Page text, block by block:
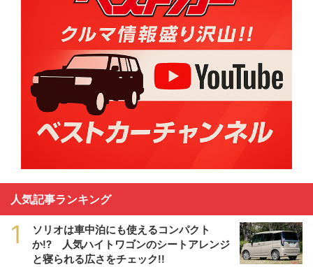
人気記事ランキング
1
ソリオは車中泊にも使えるコンパクト
か!? 人気ハイトワゴンのシートアレンジ
と寝られる広さをチェック!!